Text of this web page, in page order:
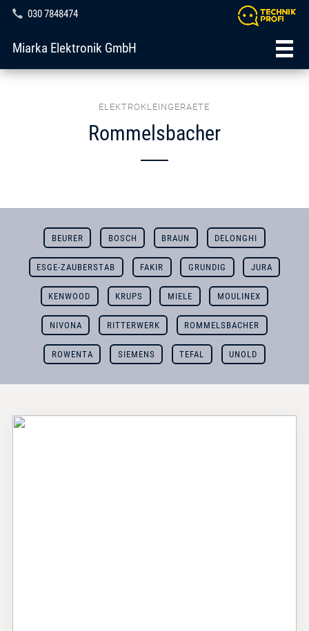
030 7848474
Miarka Elektronik GmbH
ELEKTROKLEINGERAETE
Rommelsbacher
BEURER BOSCH BRAUN DELONGHI
ESGE-ZAUBERSTAB FAKIR GRUNDIG JURA
KENWOOD KRUPS MIELE MOULINEX
NIVONA RITTERWERK ROMMELSBACHER
ROWENTA SIEMENS TEFAL UNOLD